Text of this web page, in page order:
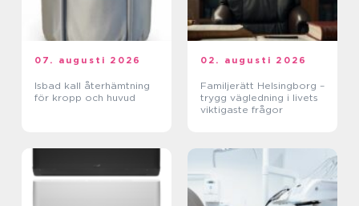
07. augusti 2026
Isbad kall återhämtning
för kropp och huvud
02. augusti 2026
Familjerätt Helsingborg –
trygg vägledning i livets
viktigaste frågor